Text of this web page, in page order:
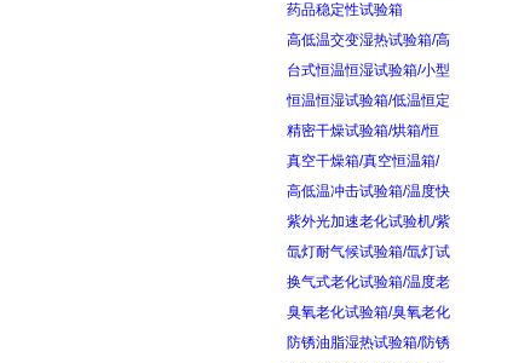
药品稳定性试验箱
高低温交变湿热试验箱/高
台式恒温恒湿试验箱/小型
恒温恒湿试验箱/低温恒定
精密干燥试验箱/烘箱/恒
真空干燥箱/真空恒温箱/
高低温冲击试验箱/温度快
紫外光加速老化试验机/紫
氙灯耐气候试验箱/氙灯试
换气式老化试验箱/温度老
臭氧老化试验箱/臭氧老化
防锈油脂湿热试验箱/防锈